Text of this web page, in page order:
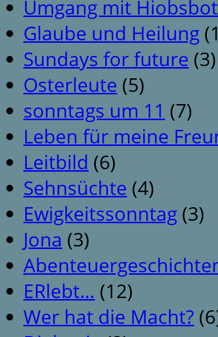
Umgang mit
Glaube und Heilung
Sundays for future (3)
Osterleute (5)
sonntags um 11 (7)
Leben für meine
Leitbild (6)
Sehnsüchte (4)
Ewigkeitssonntag (3)
Jona (3)
ERlebt… (12)
Wer hat die Macht?